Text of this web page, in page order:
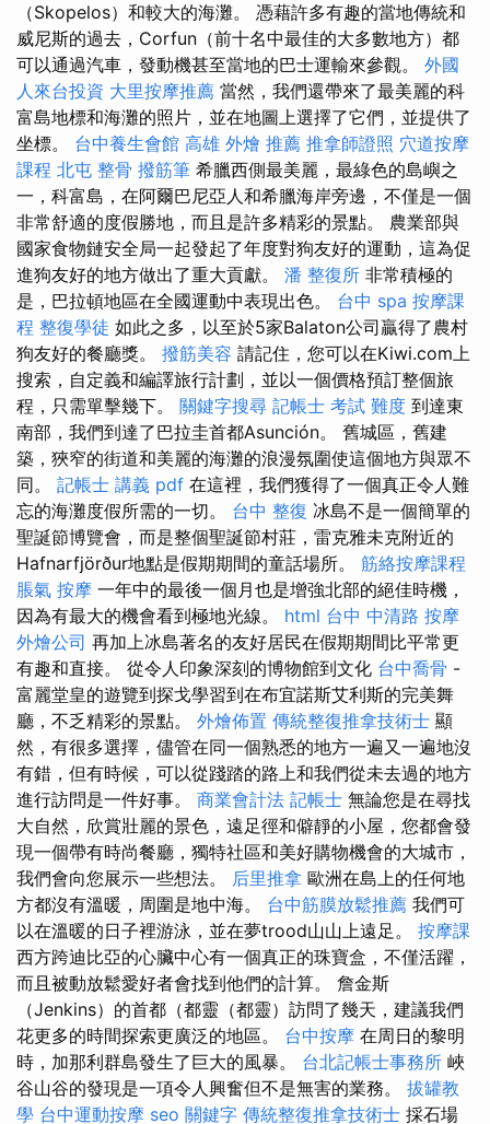
（Skopelos）和較大的海灘。 憑藉許多有趣的當地傳統和
威尼斯的過去，Corfun（前十名中最佳的大多數地方）都
可以通過汽車，發動機甚至當地的巴士運輸來參觀。 外國
人來台投資 大里按摩推薦 當然，我們還帶來了最美麗的科
富島地標和海灘的照片，並在地圖上選擇了它們，並提供了
坐標。 台中養生會館 高雄 外燴 推薦 推拿師證照 穴道按摩
課程 北屯 整骨 撥筋筆 希臘西側最美麗，最綠色的島嶼之
一，科富島，在阿爾巴尼亞人和希臘海岸旁邊，不僅是一個
非常舒適的度假勝地，而且是許多精彩的景點。 農業部與
國家食物鏈安全局一起發起了年度對狗友好的運動，這為促
進狗友好的地方做出了重大貢獻。 潘 整復所 非常積極的
是，巴拉頓地區在全國運動中表現出色。 台中 spa 按摩課
程 整復學徒 如此之多，以至於5家Balaton公司贏得了農村
狗友好的餐廳獎。 撥筋美容 請記住，您可以在Kiwi.com上
搜索，自定義和編譯旅行計劃，並以一個價格預訂整個旅
程，只需單擊幾下。 關鍵字搜尋 記帳士 考試 難度 到達東
南部，我們到達了巴拉圭首都Asunción。 舊城區，舊建
築，狹窄的街道和美麗的海灘的浪漫氛圍使這個地方與眾不
同。 記帳士 講義 pdf 在這裡，我們獲得了一個真正令人難
忘的海灘度假所需的一切。 台中 整復 冰島不是一個簡單的
聖誕節博覽會，而是整個聖誕節村莊，雷克雅未克附近的
Hafnarfjörður地點是假期期間的童話場所。 筋絡按摩課程
脹氣 按摩 一年中的最後一個月也是增強北部的絕佳時機，
因為有最大的機會看到極地光線。 html 台中 中清路 按摩
外燴公司 再加上冰島著名的友好居民在假期期間比平常更
有趣和直接。 從令人印象深刻的博物館到文化 台中喬骨 -
富麗堂皇的遊覽到探戈學習到在布宜諾斯艾利斯的完美舞
廳，不乏精彩的景點。 外燴佈置 傳統整復推拿技術士 顯
然，有很多選擇，儘管在同一個熟悉的地方一遍又一遍地沒
有錯，但有時候，可以從踐踏的路上和我們從未去過的地方
進行訪問是一件好事。 商業會計法 記帳士 無論您是在尋找
大自然，欣賞壯麗的景色，遠足徑和僻靜的小屋，您都會發
現一個帶有時尚餐廳，獨特社區和美好購物機會的大城市，
我們會向您展示一些想法。 后里推拿 歐洲在島上的任何地
方都沒有溫暖，周圍是地中海。 台中筋膜放鬆推薦 我們可
以在溫暖的日子裡游泳，並在夢trood山山上遠足。 按摩課
西方跨迪比亞的心臟中心有一個真正的珠寶盒，不僅活躍，
而且被動放鬆愛好者會找到他們的計算。 詹金斯
（Jenkins）的首都（都靈（都靈）訪問了幾天，建議我們
花更多的時間探索更廣泛的地區。 台中按摩 在周日的黎明
時，加那利群島發生了巨大的風暴。 台北記帳士事務所 峽
谷山谷的發現是一項令人興奮但不是無害的業務。 拔罐教
學 台中運動按摩 seo 關鍵字 傳統整復推拿技術士 採石場